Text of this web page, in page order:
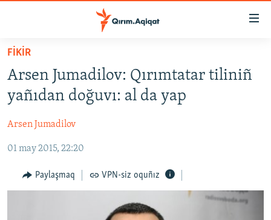
Esas
qaytmaq
Baş
navigatsiyağa
qaytmaq
qaytmaq
SİYASET
CEMİYET
MEDENİYET
İNSAN AQLARI
FİKİR
Arsen Jumadilov: Qırımtatar tiliniñ
yañıdan doğuvı: al da yap
Arsen Jumadilov
01 may 2015, 22:20
Paylaşmaq VPN-siz oquñız